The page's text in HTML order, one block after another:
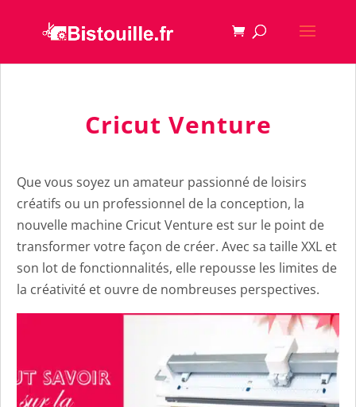
Cricut Venture
Que vous soyez un amateur passionné de loisirs
créatifs ou un professionnel de la conception, la
nouvelle machine Cricut Venture est sur le point de
transformer votre façon de créer. Avec sa taille XXL et
son lot de fonctionnalités, elle repousse les limites de
la créativité et ouvre de nombreuses perspectives.